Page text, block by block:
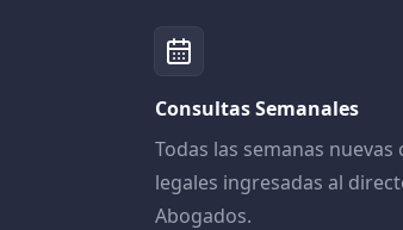
Consultas Semanales
Todas las semanas nuevas
legales ingresadas al
Abogados.